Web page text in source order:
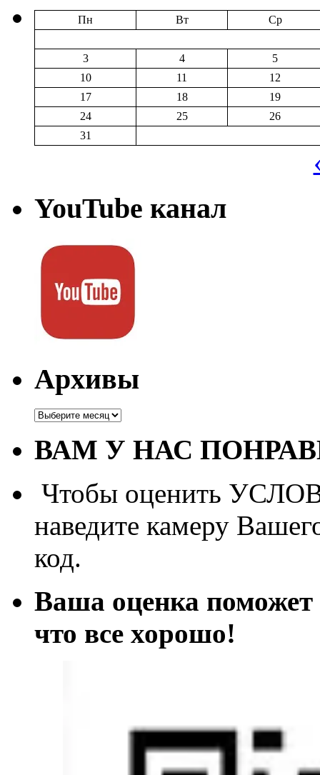
Пн Вт Ср
3 4
5
10
11
12
17
18
19
24
25
26
31
YouTube канал
Архивы
Архивы
ВАМ У НАС
Чтобы оценить
наведите камеру
код.
Ваша оценка поможет
что все хорошо!